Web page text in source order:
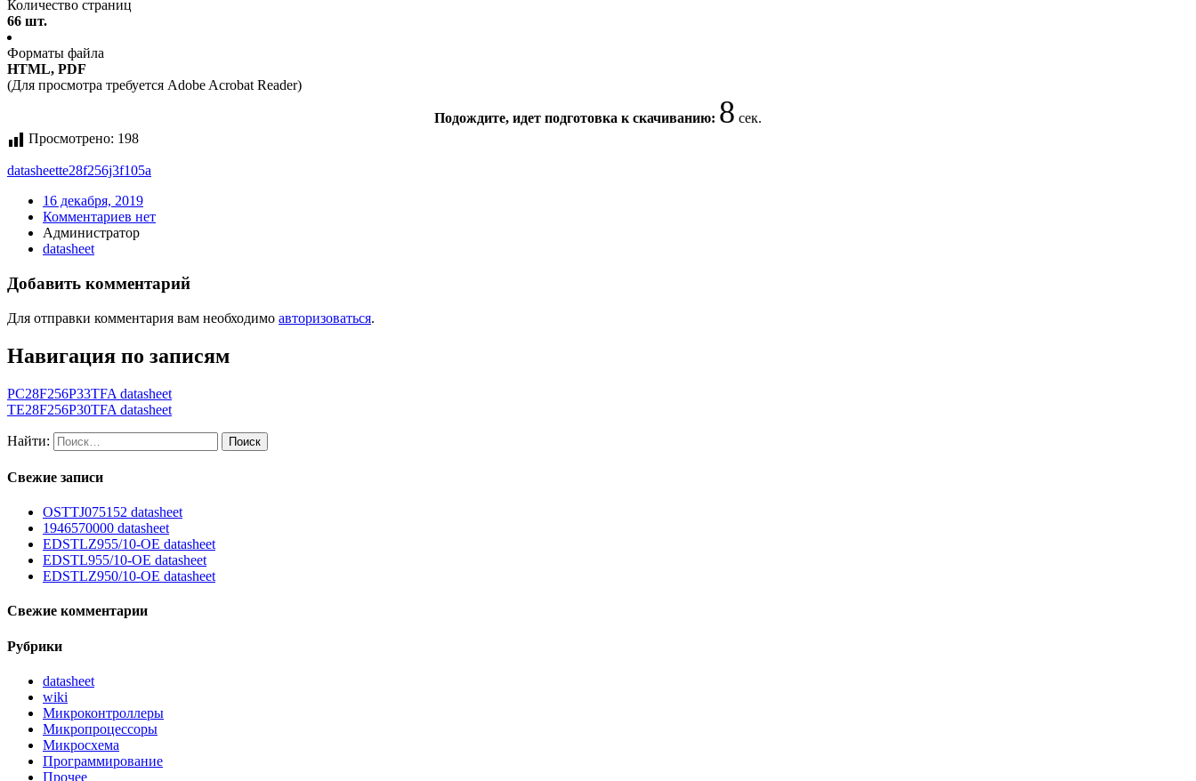
Количество страниц
66 шт.
Форматы файла
HTML, PDF
(Для просмотра требуется Adobe Acrobat Reader)
Подождите, идет подготовка к скачиванию: 8 сек.
Просмотрено: 198
datasheette28f256j3f105a
16 декабря, 2019
Комментариев нет
Администратор
datasheet
Добавить комментарий
Для отправки комментария вам необходимо авторизоваться.
Навигация по записям
PC28F256P33TFA datasheet
TE28F256P30TFA datasheet
Найти:
Свежие записи
OSTTJ075152 datasheet
1946570000 datasheet
EDSTLZ955/10-OE datasheet
EDSTL955/10-OE datasheet
EDSTLZ950/10-OE datasheet
Свежие комментарии
Рубрики
datasheet
wiki
Микроконтроллеры
Микропроцессоры
Микросхема
Программирование
Прочее